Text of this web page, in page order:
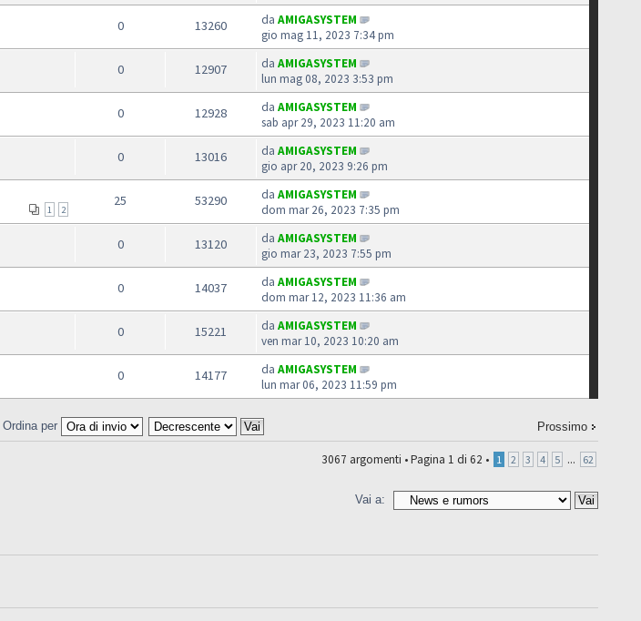
0 13260 da AMIGASYSTEM
gio mag 11, 2023 7:34 pm
0 12907 da AMIGASYSTEM
lun mag 08, 2023 3:53 pm
0 12928 da AMIGASYSTEM
sab apr 29, 2023 11:20 am
0 13016 da AMIGASYSTEM
gio apr 20, 2023 9:26 pm
1 2
25 53290 da AMIGASYSTEM
dom mar 26, 2023 7:35 pm
0 13120 da AMIGASYSTEM
gio mar 23, 2023 7:55 pm
0 14037 da AMIGASYSTEM
dom mar 12, 2023 11:36 am
0 15221 da AMIGASYSTEM
ven mar 10, 2023 10:20 am
0 14177 da AMIGASYSTEM
lun mar 06, 2023 11:59 pm
Prossimo
Ordina per
3067 argomenti •Pagina 1 di 62 • 1 2 3 4 5 ... 62
Vai a: